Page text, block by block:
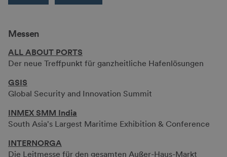
Messen
ALL ABOUT PORTS
Der neue Treffpunkt für ganzheitliche Hafenlösungen
GSIS
Global Security and Innovation Summit
INMEX SMM India
South Asia's Largest Maritime Exhibition & Conference
INTERNORGA
Die Leitmesse für den gesamten Außer-Haus-Markt